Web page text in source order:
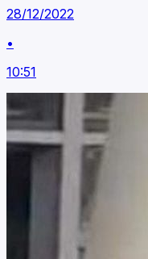
28/12/2022
•
10:51